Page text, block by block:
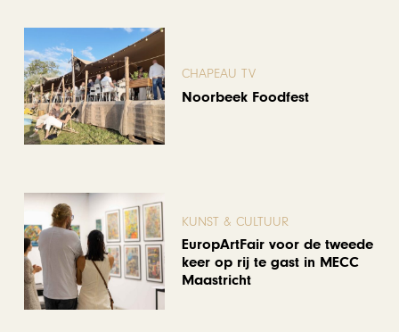
CHAPEAU TV
Noorbeek Foodfest
KUNST & CULTUUR
EuropArtFair voor de tweede
keer op rij te gast in MECC
Maastricht